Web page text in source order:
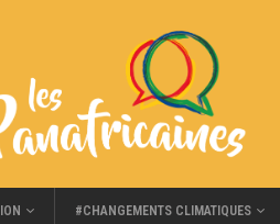
#CHANGEMENTS CLIMATIQUES